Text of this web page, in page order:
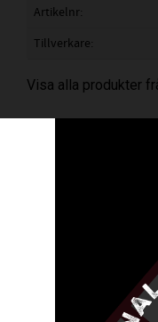
Artikelnr
Tillverkare
Visa alla produkter
ner Väsby AIKs